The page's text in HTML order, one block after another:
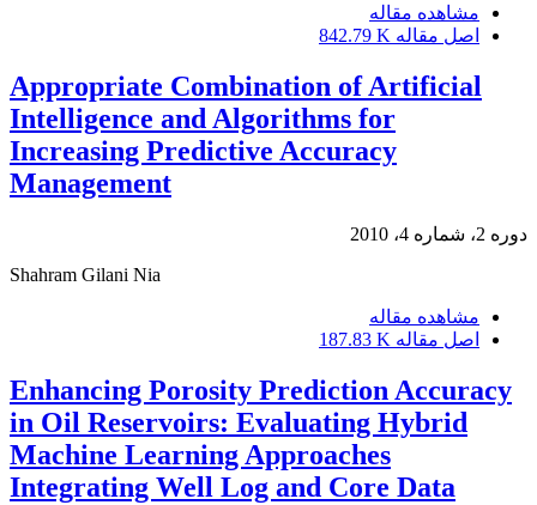
مشاهده مقاله
اصل مقاله 842.79 K
Appropriate Combination of Artificial
Intelligence and Algorithms for
Increasing Predictive Accuracy
Management
دوره 2، شماره 4، 2010
Shahram Gilani Nia
مشاهده مقاله
اصل مقاله 187.83 K
Enhancing Porosity Prediction Accuracy
in Oil Reservoirs: Evaluating Hybrid
Machine Learning Approaches
Integrating Well Log and Core Data